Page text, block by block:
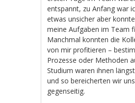
entspannt, zu Anfang war
etwas unsicher aber
meine Aufgaben im Team
Manchmal konnten die
von mir profitieren –
Prozesse oder Methoden
Studium waren ihnen
und so bereicherten wir uns
gegenseitig.